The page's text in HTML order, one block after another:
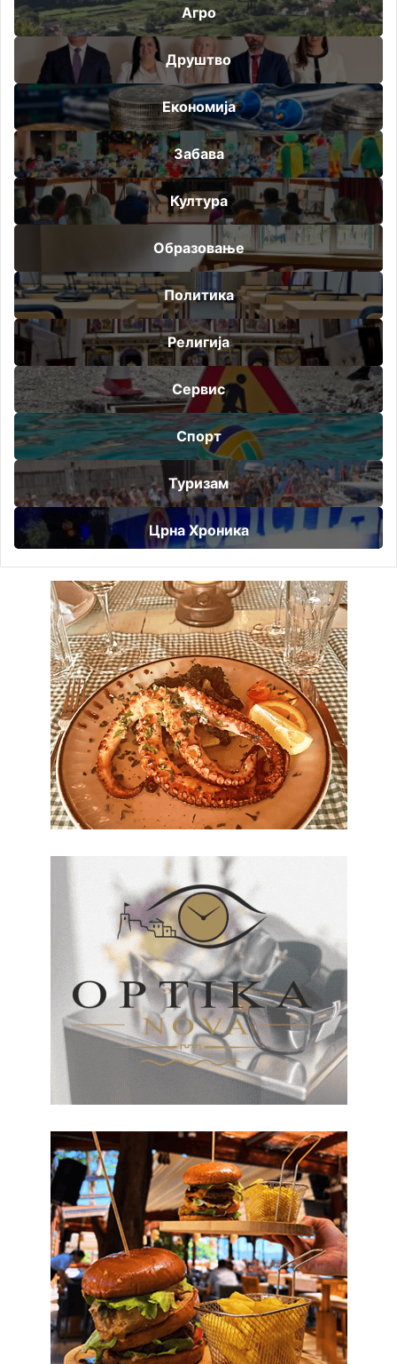
Агро
Друштво
Економија
Забава
Култура
Образовање
Политика
Религија
Сервис
Спорт
Туризам
Црна Хроника